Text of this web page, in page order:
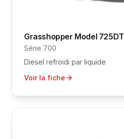
Grasshopper Model 725DT
Série 700
Diesel refroidi par liquide
Voir la fiche